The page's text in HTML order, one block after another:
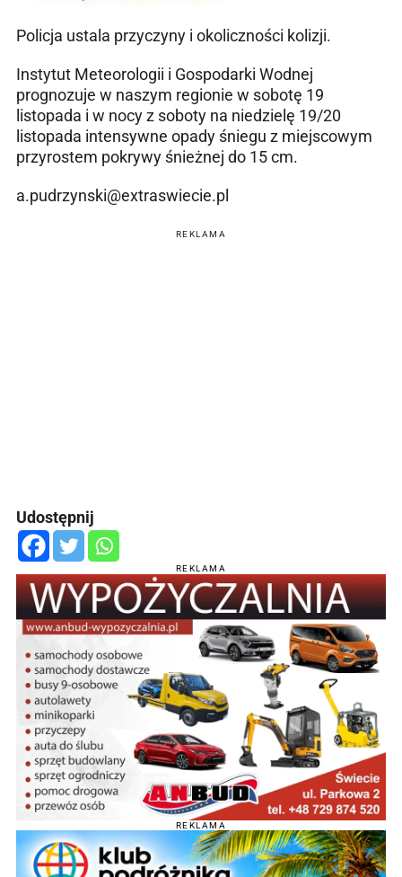
Policja ustala przyczyny i okoliczności kolizji.
Instytut Meteorologii i Gospodarki Wodnej
prognozuje w naszym regionie w sobotę 19
listopada i w nocy z soboty na niedzielę 19/20
listopada intensywne opady śniegu z miejscowym
przyrostem pokrywy śnieżnej do 15 cm.
a.pudrzynski@extraswiecie.pl
REKLAMA
Udostępnij
REKLAMA
REKLAMA